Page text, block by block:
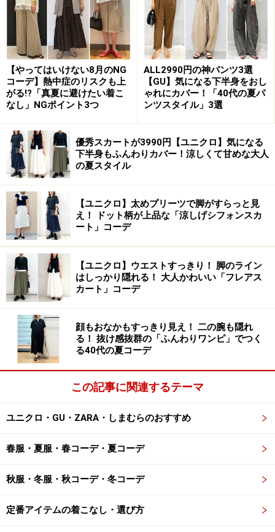
【やってはいけない8月のNG
コーデ】熱中症のリスクも上
がる!?「真夏に避けたい着こ
なし」NGポイント3つ
ALL2990円の神パンツ3選
【GU】気になる下半身をおし
ゃれにカバー！「40代の夏パ
ンツスタイル」3選
優秀スカートが3990円【ユニクロ】気になる
下半身もふんわりカバー！涼しくて甘めな大人
の夏スタイル
【ユニクロ】太めプリーツで脚がすらっと見
え！ ドット柄が上品な「涼しげシフォンスカ
ート」コーデ
【ユニクロ】ウエストすっきり！ 脚のライン
はしっかり隠れる！ 大人かわいい「フレアス
カート」コーデ
顔もおなかもすっきり見え！ 二の腕も隠れ
る！ 抜け感抜群の「ふんわりワンピ」でつく
る40代の夏コーデ
この記事に関連するテーマ
ユニクロ・GU・ZARA・しまむらのおすすめ
春服・夏服・春コーデ・夏コーデ
秋服・冬服・秋コーデ・冬コーデ
定番アイテムの着こなし・選び方